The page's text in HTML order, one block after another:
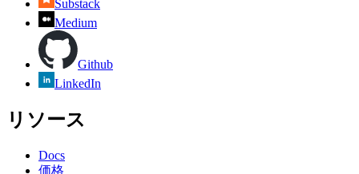
Substack
Medium
Github
LinkedIn
リソース
Docs
価格